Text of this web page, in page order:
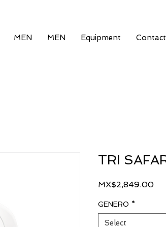
TRI
MX$2,849.00
GENERO *
Select
MEN MEN Equipment Contact